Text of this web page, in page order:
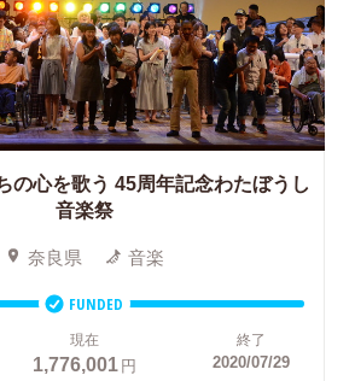
の心を歌う 45周年記念わたぼうし
音楽祭
奈良県 音楽
FUNDED
現在
1,776,001円
終了
2020/07/29